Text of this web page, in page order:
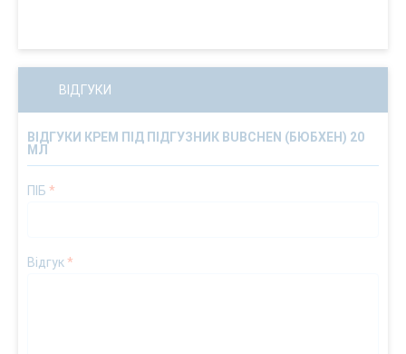
ВІДГУКИ
ВІДГУКИ КРЕМ ПІД ПІДГУЗНИК BUBCHEN (БЮБХЕН) 20
МЛ
ПІБ *
Відгук*